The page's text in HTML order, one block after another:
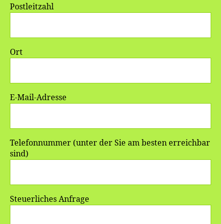
Postleitzahl
Ort
E-Mail-Adresse
Telefonnummer (unter der Sie am besten erreichbar
sind)
Steuerliches Anfrage